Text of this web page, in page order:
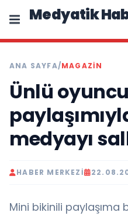
Medyatik
ANA SAYFA/MAGAZİN
Ünlü
medyayı
HABER MERKEZI
Mini bikinili paylaşıma